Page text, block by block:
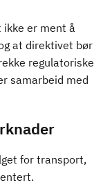
er ment å
at direktivet bør
regulatoriske
samarbeid med
for transport,